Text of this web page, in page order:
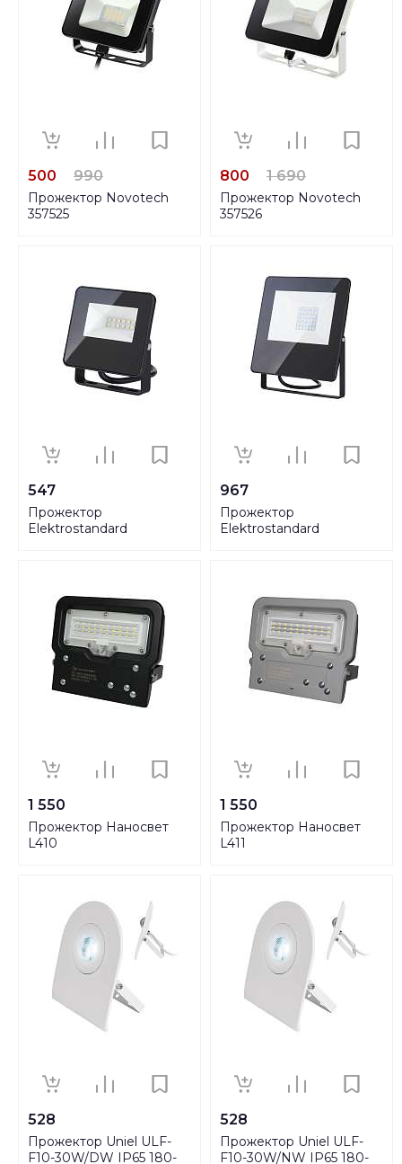
500 990
Прожектор Novotech
357525
800 1 690
Прожектор Novotech
357526
547
Прожектор
Elektrostandard
967
Прожектор
Elektrostandard
1 550
Прожектор Наносвет
L410
1 550
Прожектор Наносвет
L411
528
Прожектор Uniel ULF-
F10-30W/DW IP65 180-
528
Прожектор Uniel ULF-
F10-30W/NW IP65 180-